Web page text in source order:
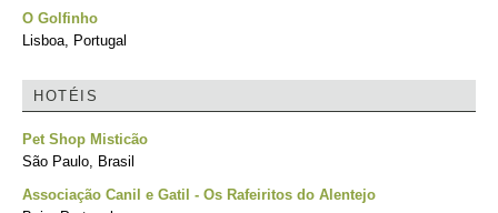
O Golfinho
Lisboa, Portugal
HOTÉIS
Pet Shop Misticão
São Paulo, Brasil
Associação Canil e Gatil - Os Rafeiritos do Alentejo